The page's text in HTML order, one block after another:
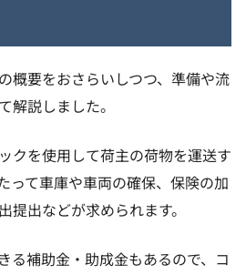
概要をおさらいしつつ、準備や流
解説しました。
クを使用して荷主の荷物を運送す
って車庫や車両の確保、保険の加
提出などが求められます。
る補助金・助成金もあるので、コ